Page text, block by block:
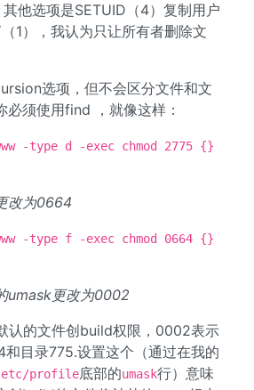
他选项是SETUID（4）复制用户
1），我认为只让所有者删除文
选项，但不会区分文件和文
必须使用find ，就像这样：
-type d -exec chmod 2775 {}
改为0664
-type f -exec chmod 0664 {}
umask更改为0002
认的文件创build权限，0002表示
目录775.设置这个（通过在我的
profile底部的umask行）意味